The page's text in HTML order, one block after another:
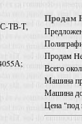
ТВ-Т,
Продам
Продам
Всего
Машина
Машина
Цена "под